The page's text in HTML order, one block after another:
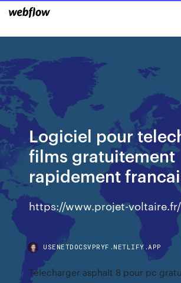
Logiciel pour
films gratuitement
rapidement
https://www.projet-voltaire.fr/
USENETDOCSVPRYF.NETLIFY.APP
Telecharger asphalt 8 pour pc